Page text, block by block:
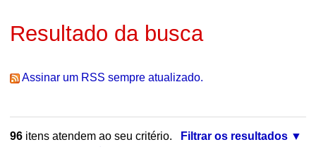
Resultado da busca
Assinar um RSS sempre atualizado.
96itens atendem ao seu critério.
Filtrar os resultados